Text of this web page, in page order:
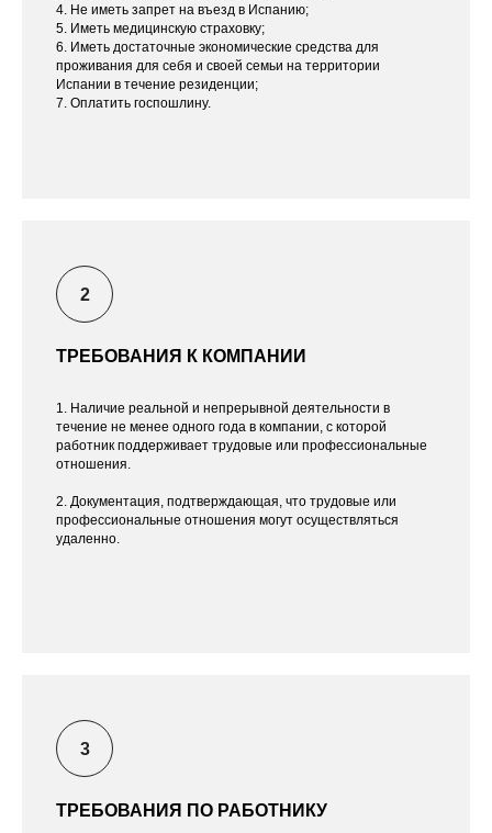
4. Не иметь запрет на въезд в Испанию;
5. Иметь медицинскую страховку;
6. Иметь достаточные экономические средства для
проживания для себя и своей семьи на территории
Испании в течение резиденции;
7. Оплатить госпошлину.
ТРЕБОВАНИЯ К КОМПАНИИ
1. Наличие реальной и непрерывной деятельности в
течение не менее одного года в компании, с которой
работник поддерживает трудовые или профессиональные
отношения.
2. Документация, подтверждающая, что трудовые или
профессиональные отношения могут осуществляться
удаленно.
ТРЕБОВАНИЯ ПО РАБОТНИКУ